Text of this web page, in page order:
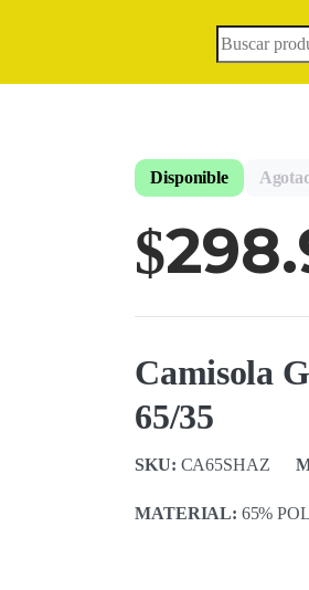
Búsqueda
Disponible
$
Camisola
65/35
SKU: CA65SHAZ
MATERIAL: 65%